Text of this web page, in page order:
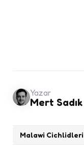
Malawi Cichlidleri
Yazar
Mert Sadık